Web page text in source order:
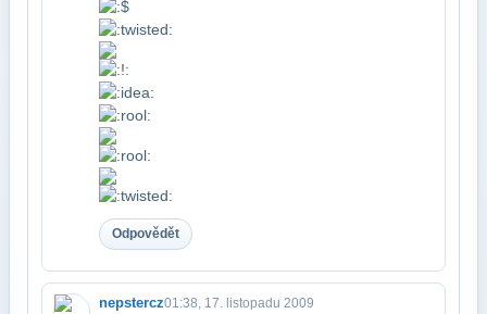
Odpovědět
nepstercz01:38, 17. listopadu 2009